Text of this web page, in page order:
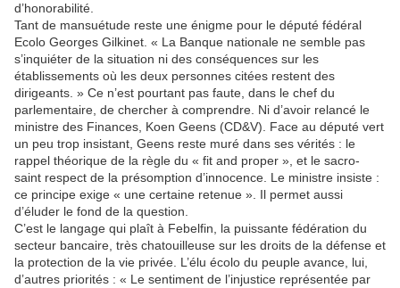
d’honorabilité.
Tant de mansuétude reste une énigme pour le député fédéral
Ecolo Georges Gilkinet. « La Banque nationale ne semble pas
s’inquiéter de la situation ni des conséquences sur les
établissements où les deux personnes citées restent des
dirigeants. » Ce n’est pourtant pas faute, dans le chef du
parlementaire, de chercher à comprendre. Ni d’avoir relancé le
ministre des Finances, Koen Geens (CD&V). Face au député vert
un peu trop insistant, Geens reste muré dans ses vérités : le
rappel théorique de la règle du « fit and proper », et le sacro-
saint respect de la présomption d’innocence. Le ministre insiste :
ce principe exige « une certaine retenue ». Il permet aussi
d’éluder le fond de la question.
C’est le langage qui plaît à Febelfin, la puissante fédération du
secteur bancaire, très chatouilleuse sur les droits de la défense et
la protection de la vie privée. L’élu écolo du peuple avance, lui,
d’autres priorités : « Le sentiment de l’injustice représentée par